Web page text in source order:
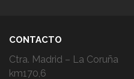
CONTACTO
Ctra. Madrid – La Coruña
km170,6